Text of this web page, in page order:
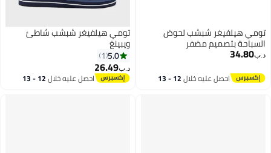
تومي هيلفيغر شبشب لحوض
السباحة بتصميم مضفر
د.ب‏34.80
احصل عليه خلال 12 - 13
تومي هيلفيغر شبشب شاطئ
ويبينغ
5.0
1
د.ب‏26.49
احصل عليه خلال 12 - 13